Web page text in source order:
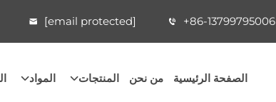
+86-13799795006
[email protected]
الصفحة الرئيسية من نحن المنتجات المواد